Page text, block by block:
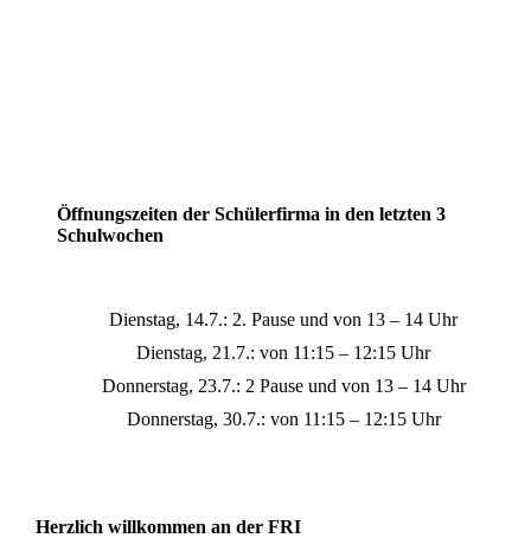
Öffnungszeiten der Schülerfirma in den letzten 3
Schulwochen
Dienstag, 14.7.: 2. Pause und von 13 – 14 Uhr
Dienstag, 21.7.: von 11:15 – 12:15 Uhr
Donnerstag, 23.7.: 2 Pause und von 13 – 14 Uhr
Donnerstag, 30.7.: von 11:15 – 12:15 Uhr
Herzlich willkommen an der FRI